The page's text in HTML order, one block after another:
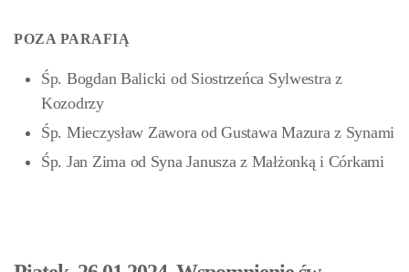
POZA PARAFIĄ
Śp. Bogdan Balicki od Siostrzeńca Sylwestra z
Kozodrzy
Śp. Mieczysław Zawora od Gustawa Mazura z Synami
Śp. Jan Zima od Syna Janusza z Małżonką i Córkami